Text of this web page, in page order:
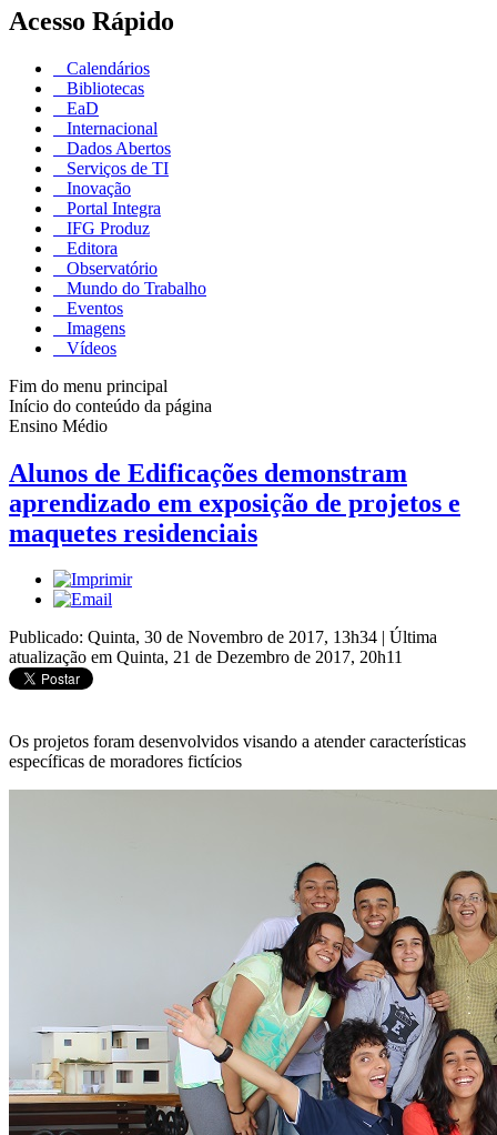
Acesso Rápido
Calendários
Bibliotecas
EaD
Internacional
Dados Abertos
Serviços de TI
Inovação
Portal Integra
IFG Produz
Editora
Observatório
Mundo do Trabalho
Eventos
Imagens
Vídeos
Fim do menu principal
Início do conteúdo da página
Ensino Médio
Alunos de Edificações demonstram
aprendizado em exposição de projetos e
maquetes residenciais
Publicado: Quinta, 30 de Novembro de 2017, 13h34 | Última
atualização em Quinta, 21 de Dezembro de 2017, 20h11
Os projetos foram desenvolvidos visando a atender características
específicas de moradores fictícios